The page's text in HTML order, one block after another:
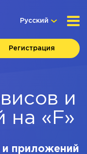
Русский
Регистрация
и
на «F»
и приложений